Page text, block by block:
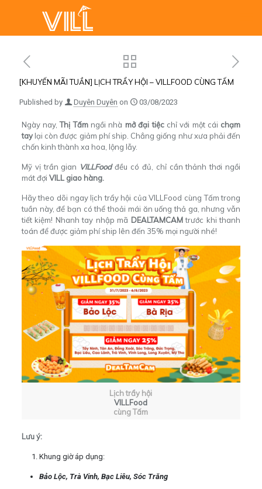
[KHUYẾN MÃI TUẦN] LỊCH TRẨY HỘI – VILLFOOD CÙNG TẤM
Published by Duyên Duyên on 03/08/2023
Ngày nay,ThịTấmngồi nhà mở đại tiệcchỉ với một cái chạm
taylại còn được giảm phí ship. Chẳng giống như xưa phải đến
chốn kinh thành xa hoa, lộng lẫy.
Mỹ vị trần gian VILLFoodđều có đủ, chỉ cần thảnh thơi ngồi
mát đợi VILLgiao hàng.
Hãy theo dõi ngay lịch trẩy hội của VILLFood cùng Tấm trong
tuần này, để bạn có thể thoải mái ăn uống thả ga, nhưng vẫn
tiết kiệm! Nhanh tay nhập mã DEALTAMCAMtrước khi thanh
toán để được giảm phí ship lên đến 35% mọi người nhé!
Lịch trẩy hội
VILLFood
cùng Tấm
Lưu ý:
Khung giờ áp dụng:
Bảo Lộc, Trà Vinh, Bạc Liêu, Sóc Trăng